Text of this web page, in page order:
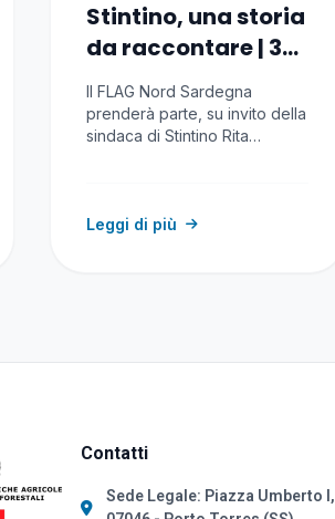
Stintino, una storia
da raccontare | 3-
5 luglio 2026
Il FLAG Nord Sardegna
prenderà parte, su invito della
sindaca di Stintino Rita
Leggi di più
Contatti
Sede Legale: Piazza Umberto I,